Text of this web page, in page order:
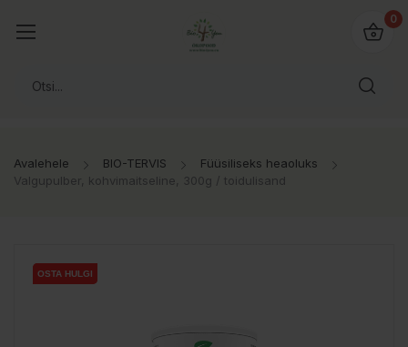
0
Avalehele BIO-TERVIS
Füüsiliseks heaoluks
Valgupulber, kohvimaitseline, 300g / toidulisand
OSTA HULGI
OSTA HULGI